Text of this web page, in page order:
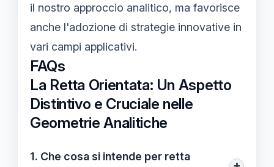
il nostro approccio analitico, ma favorisce
anche l'adozione di strategie innovative in
vari campi applicativi.
FAQs
La Retta Orientata: Un Aspetto
Distintivo e Cruciale nelle
Geometrie Analitiche
1. Che cosa si intende per retta